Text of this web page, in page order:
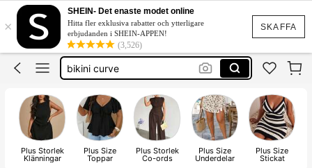
SKAFFA
×
SHEIN- Det enaste modet online
Hitta fler exklusiva rabatter och ytterligare
erbjudanden i SHEIN-APPEN!
(3,526)
fest klänning
bikini plus size
bikini curve
plus size women
fest klänning
Plus Storlek
Klänningar
Plus Size
Toppar
Plus Storlek
Co-ords
Plus Size
Underdelar
Plus Size
Stickat